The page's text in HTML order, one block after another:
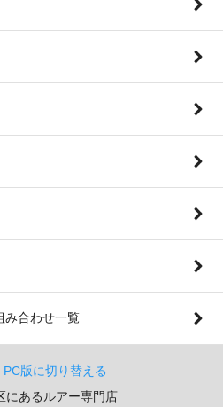
合わせ一覧
PC版に切り替える
にあるルアー専門店